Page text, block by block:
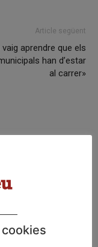
Article següent
vaig aprendre que els
han d’estar
al carrer»